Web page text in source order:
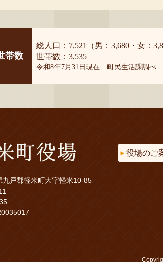
帯数
総人口：7,521（男：3,680・女：
世帯数：3,535
令和8年7月31日現在 町民生活課調べ
戸郡軽米町大字軽米10-85
役場のご